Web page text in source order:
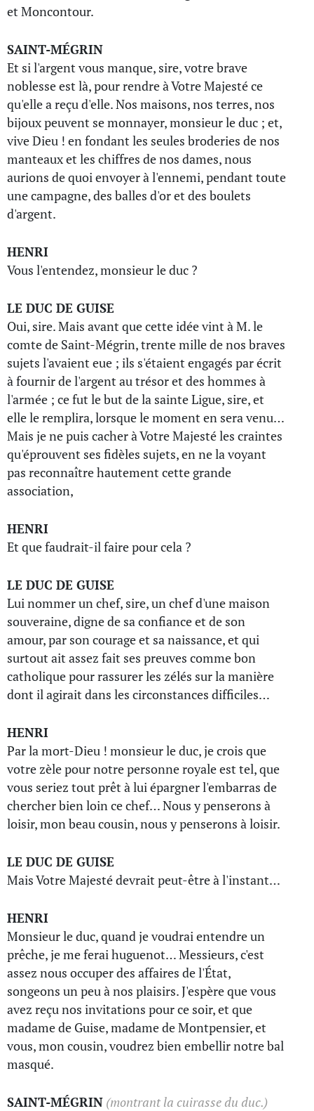
et Moncontour.
SAINT-MÉGRIN
Et si l'argent vous manque, sire, votre brave
noblesse est là, pour rendre à Votre Majesté ce
qu'elle a reçu d'elle. Nos maisons, nos terres, nos
bijoux peuvent se monnayer, monsieur le duc ; et,
vive Dieu ! en fondant les seules broderies de nos
manteaux et les chiffres de nos dames, nous
aurions de quoi envoyer à l'ennemi, pendant toute
une campagne, des balles d'or et des boulets
d'argent.
HENRI
Vous l'entendez, monsieur le duc ?
LE DUC DE GUISE
Oui, sire. Mais avant que cette idée vint à M. le
comte de Saint-Mégrin, trente mille de nos braves
sujets l'avaient eue ; ils s'étaient engagés par écrit
à fournir de l'argent au trésor et des hommes à
l'armée ; ce fut le but de la sainte Ligue, sire, et
elle le remplira, lorsque le moment en sera venu…
Mais je ne puis cacher à Votre Majesté les craintes
qu'éprouvent ses fidèles sujets, en ne la voyant
pas reconnaître hautement cette grande
association,
HENRI
Et que faudrait-il faire pour cela ?
LE DUC DE GUISE
Lui nommer un chef, sire, un chef d'une maison
souveraine, digne de sa confiance et de son
amour, par son courage et sa naissance, et qui
surtout ait assez fait ses preuves comme bon
catholique pour rassurer les zélés sur la manière
dont il agirait dans les circonstances difficiles…
HENRI
Par la mort-Dieu ! monsieur le duc, je crois que
votre zèle pour notre personne royale est tel, que
vous seriez tout prêt à lui épargner l'embarras de
chercher bien loin ce chef… Nous y penserons à
loisir, mon beau cousin, nous y penserons à loisir.
LE DUC DE GUISE
Mais Votre Majesté devrait peut-être à l'instant…
HENRI
Monsieur le duc, quand je voudrai entendre un
prêche, je me ferai huguenot… Messieurs, c'est
assez nous occuper des affaires de l'État,
songeons un peu à nos plaisirs. J'espère que vous
avez reçu nos invitations pour ce soir, et que
madame de Guise, madame de Montpensier, et
vous, mon cousin, voudrez bien embellir notre bal
masqué.
SAINT-MÉGRIN (montrant la cuirasse du duc.)